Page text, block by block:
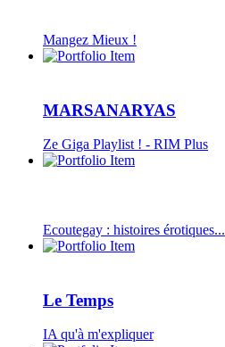
Mangez Mieux !
MARSANARYAS
Ze Giga Playlist ! - RIM Plus
Ecoutegay : histoires érotiques...
Le Temps
IA qu'à m'expliquer